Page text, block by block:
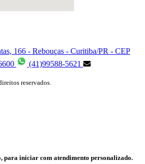
166 - Rebouças - Curitiba/PR - CEP
(41)99588-5621
reservados.
para iniciar com atendimento personalizado.